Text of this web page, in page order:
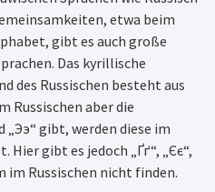
etwa beim
gibt es auch große
Das kyrillische
des Russischen besteht aus
Russischen aber die
„Ээ“ gibt, werden diese im
gibt es jedoch „Ґґ“, „Єє“,
im Russischen nicht finden.